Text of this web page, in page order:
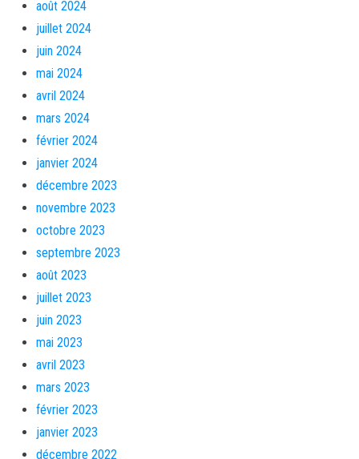
août 2024
juillet 2024
juin 2024
mai 2024
avril 2024
mars 2024
février 2024
janvier 2024
décembre 2023
novembre 2023
octobre 2023
septembre 2023
août 2023
juillet 2023
juin 2023
mai 2023
avril 2023
mars 2023
février 2023
janvier 2023
décembre 2022